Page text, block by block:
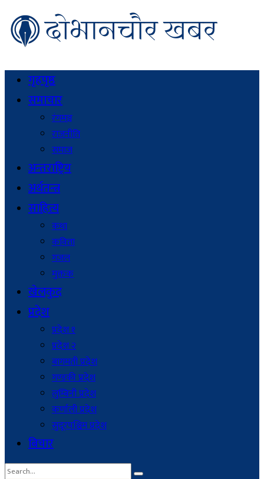
गृहपृष्ठ
समाचार
रंगमञ्च
राजनीति
समाज
अन्तराष्ट्रिय
अर्थतन्त्र
साहित्य
कथा
कविता
गजल
मुक्तक
खेलकुद
प्रदेश
प्रदेश १
प्रदेश २
बागमती प्रदेश
गण्डकी प्रदेश
लुम्बिनी प्रदेश
कर्णाली प्रदेश
सुदूरपश्चिम प्रदेश
बिचार